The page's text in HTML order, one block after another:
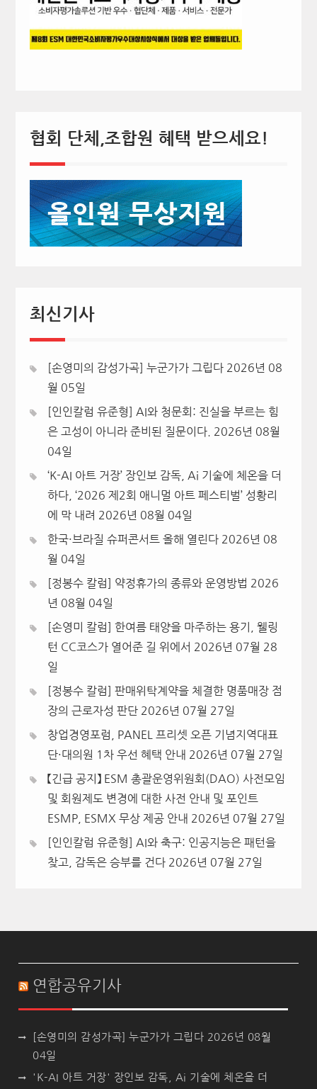
협회 단체,조합원 혜택 받으세요!
최신기사
[손영미의 감성가곡] 누군가가 그립다 2026년 08
월 05일
[인인칼럼 유준형] AI와 청문회: 진실을 부르는 힘
은 고성이 아니라 준비된 질문이다.
2026년 08월
04일
‘K-AI 아트 거장’ 장인보 감독, Ai 기술에 체온을 더
하다, ‘2026 제2회 애니멀 아트 페스티벌’ 성황리
에 막 내려 2026년 08월 04일
한국·브라질 슈퍼콘서트 올해 열린다 2026년 08
월 04일
[정봉수 칼럼] 약정휴가의 종류와 운영방법 2026
년 08월 04일
[손영미 칼럼] 한여름 태양을 마주하는 용기, 웰링
턴 CC코스가 열어준 길 위에서 2026년 07월 28
일
[정봉수 칼럼] 판매위탁계약을 체결한 명품매장 점
장의 근로자성 판단 2026년 07월 27일
창업경영포럼, PANEL 프리셋 오픈 기념지역대표
단·대의원 1차 우선 혜택 안내 2026년 07월 27일
【긴급 공지】 ESM 총괄운영위원회(DAO) 사전모임
및 회원제도 변경에 대한 사전 안내 및 포인트
ESMP, ESMX 무상 제공 안내 2026년 07월 27일
[인인칼럼 유준형] AI와 축구: 인공지능은 패턴을
찾고, 감독은 승부를 건다 2026년 07월 27일
연합공유기사
[손영미의 감성가곡] 누군가가 그립다 2026년 08월
04일
'K-AI 아트 거장' 장인보 감독, Ai 기술에 체온을 더